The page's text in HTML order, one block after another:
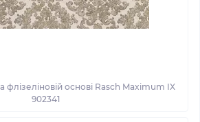
флізеліновій основі Rasch Maximum IX
902341